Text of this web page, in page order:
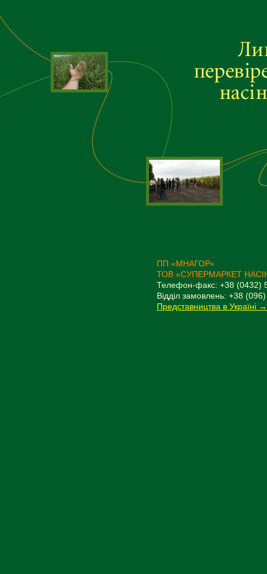
ПП «МНАГОР»
ТОВ «СУПЕРМАРКЕТ
Телефон-факс: +38 (0432)
Відділ замовлень: +38
Представництва в Україні →